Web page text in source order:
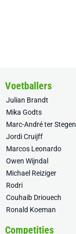
Voetballers
Julian Brandt
Mika Godts
Marc-André ter Stegen
Jordi Cruijff
Marcos Leonardo
Owen Wijndal
Michael Reiziger
Rodri
Couhaib Driouech
Ronald Koeman
Competities